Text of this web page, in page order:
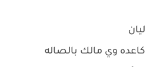
ليان
كاعده وي مالك بالصاله